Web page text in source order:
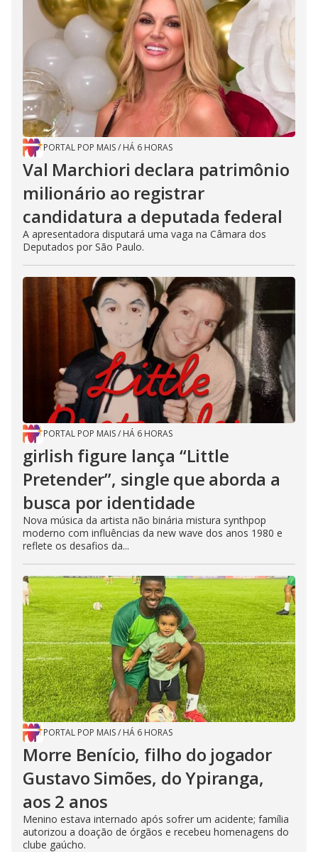
PORTAL POP MAIS/ HÁ 6 HORAS
Val Marchiori declara patrimônio
milionário ao registrar
candidatura a deputada federal
A apresentadora disputará uma vaga na Câmara dos
Deputados por São Paulo.
PORTAL POP MAIS/ HÁ 6 HORAS
girlish figure lança “Little
Pretender”, single que aborda a
busca por identidade
Nova música da artista não binária mistura synthpop
moderno com influências da new wave dos anos 1980 e
reflete os desafios da...
PORTAL POP MAIS/ HÁ 6 HORAS
Morre Benício, filho do jogador
Gustavo Simões, do Ypiranga,
aos 2 anos
Menino estava internado após sofrer um acidente; família
autorizou a doação de órgãos e recebeu homenagens do
clube gaúcho.